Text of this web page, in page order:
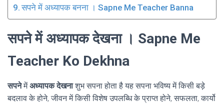
सपने में अध्यापक बनना । Sapne Me Teacher Banna
सपने में अध्यापक देखना । Sapne Me
Teacher Ko Dekhna
सपनेमेंअध्यापक देखनाशुभ सपना होता है यह सपना भविष्य में किसी बड़े
बदलाव के होने, जीवन में किसी विशेष उपलब्धि के प्राप्त होने, सफलता, कार्यो